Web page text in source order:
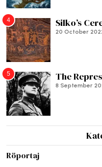
4 Silko’s
20 October
5 The
8 September
Röportaj